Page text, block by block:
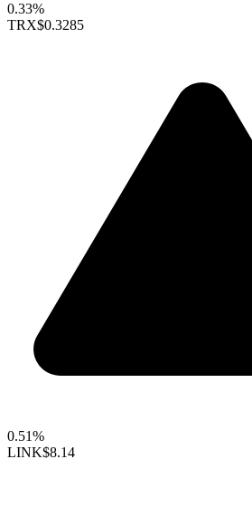
0.33%
TRX$0.3285
0.51%
LINK$8.14